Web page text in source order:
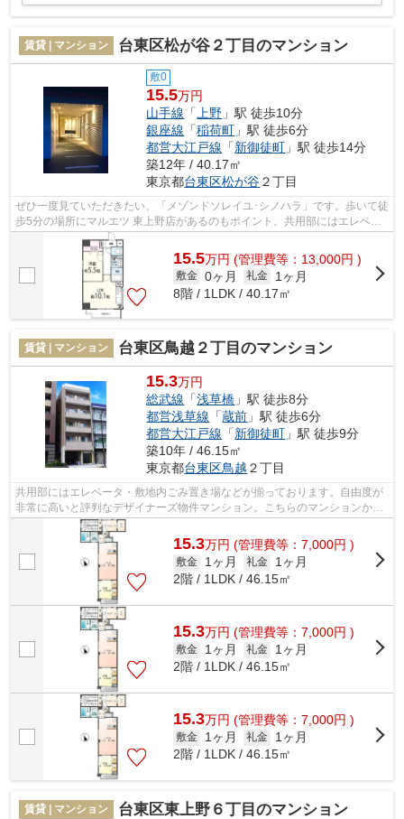
賃貸 | マンション 台東区松が谷２丁目のマンション
敷0
15.5万円
山手線 「 上野 」駅 徒歩10分
銀座線 「稲荷町 」駅 徒歩6分
都営大江戸線 「新御徒町 」駅 徒歩14分
築12年 / 40.17㎡
東京都台東区松が谷２丁目
ぜひ一度見ていただきたい、「メゾンドソレイユ･シノハラ」です。歩いて徒
歩5分の場所にマルエツ 東上野店があるのもポイント。共用部にはエレベー
タ・敷地内ごみ置き場などが備わって...
15.5万円 (管理費等：13,000円 )
敷金 0ヶ月 礼金
1ヶ月
8階 / 1LDK / 40.17㎡
賃貸 | マンション 台東区鳥越２丁目のマンション
15.3万円
総武線 「浅草橋 」駅 徒歩8分
都営浅草線 「蔵前 」駅 徒歩6分
都営大江戸線 「新御徒町 」駅 徒歩9分
築10年 / 46.15㎡
東京都台東区鳥越 ２丁目
共用部にはエレベータ・敷地内ごみ置き場などが揃っております。自由度が
非常に高いと評判なデザイナーズ物件マンション。こちらのマンションから
は2駅が近くにあり、移動範囲も広がり...
15.3万円 (管理費等：7,000円 )
敷金 1ヶ月 礼金
1ヶ月
2階 / 1LDK / 46.15㎡
15.3万円 (管理費等：7,000円 )
敷金 1ヶ月 礼金
1ヶ月
2階 / 1LDK / 46.15㎡
15.3万円 (管理費等：7,000円 )
敷金 1ヶ月 礼金
1ヶ月
2階 / 1LDK / 46.15㎡
賃貸 | マンション 台東区東上野６丁目のマンション